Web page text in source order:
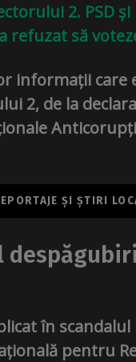
2. PSD și
refuzat să
informații care
2, de la
ȘI ȘTIRI
în scandalul
pentru